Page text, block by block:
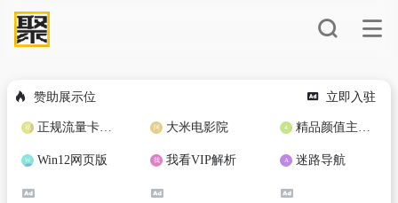
赞助展示位 立即入驻
正规流量卡免费加盟合作 大米电影院 精品颜值主播定制
Win12网页版 我看VIP解析 迷路导航